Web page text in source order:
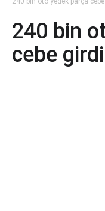
240 bin
cebe girdi